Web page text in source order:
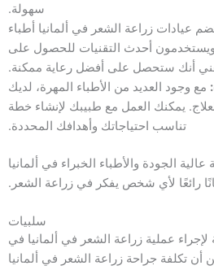
سهولة.
عيادات زراعة الشعر في ألمانيا أطباء
أحدث التقنيات للحصول على
أنك ستحصل على أفضل رعاية ممكنة.
مع وجود العديد من الأطباء المهرة، لديك
يمكنك العمل مع طبيبك لإنشاء خطة
تناسب احتياجاتك وأهدافك المحددة.
الجودة والأطباء الخبراء في ألمانيا
رائعًا لأي شخص يفكر في زراعة الشعر.
سلبيات
عملية زراعة الشعر في ألمانيا في
أن تكلفة جراحة زراعة الشعر في ألمانيا